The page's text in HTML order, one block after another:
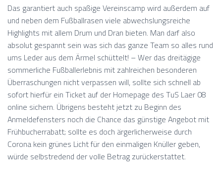
Das garantiert auch spaßige Vereinscamp wird außerdem auf
und neben dem Fußballrasen viele abwechslungsreiche
Highlights mit allem Drum und Dran bieten. Man darf also
absolut gespannt sein was sich das ganze Team so alles rund
ums Leder aus dem Ärmel schüttelt! – Wer das dreitägige
sommerliche Fußballerlebnis mit zahlreichen besonderen
Überraschungen nicht verpassen will, sollte sich schnell ab
sofort hierfür ein Ticket auf der Homepage des TuS Laer 08
online sichern. Übrigens besteht jetzt zu Beginn des
Anmeldefensters noch die Chance das günstige Angebot mit
Frühbucherrabatt; sollte es doch ärgerlicherweise durch
Corona kein grünes Licht für den einmaligen Knüller geben,
würde selbstredend der volle Betrag zurückerstattet.